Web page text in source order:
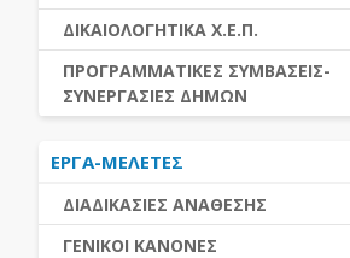
ΕΚΤΕΛΕΣΗ ΥΠΗΡΕΣΙΩΝ
ΕΚΤΕΛΕΣΗ ΠΡΟΜΗΘΕΙΩΝ
ΕΑΑΔΗΣΥ
ΕΑΔΗΣΥ
ΕΛ.ΣΥΝΕΔΡΙΟ
ΕΣΗΔΗΣ
ΔΙΚΑΙΟΛΟΓΗΤΙΚΑ Χ.Ε.Π.
ΔΙΚΑΙΟΛΟΓΗΤΙΚΑ Χ.Ε.Π.
ΠΡΟΓΡΑΜΜΑΤΙΚΕΣ ΣΥΜΒΑΣΕΙΣ-
ΣΥΝΕΡΓΑΣΙΕΣ ΔΗΜΩΝ
ΔΙΕΘΝΕΣ ΚΑΙ ΕΥΡΩΠΑΙΚΟ ΕΠΙΠΕΔΟ
ΠΡΟΓΡΑΜΜΑΤΙΚΕΣ ΣΥΜΒΑΣΕΙΣ
ΕΡΓΑ-ΜΕΛΕΤΕΣ
ΔΙΑΔΙΚΑΣΙΕΣ ΑΝΑΘΕΣΗΣ
ΔΙΑΔΙΚΑΣΙΕΣ ΑΝΑΘΕΣΗΣ
ΓΕΝΙΚΟΙ ΚΑΝΟΝΕΣ